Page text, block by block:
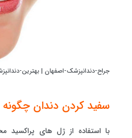
جراح-دندانپزشک-اصفهان | بهترین-
سفید کردن دندان چگونه
با استفاده از ژل های پراکسید